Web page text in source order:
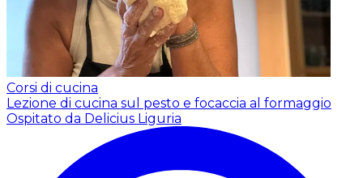
Corsi di cucina
Lezione di cucina sul pesto e focaccia al formaggio
Ospitato da Delicius Liguria